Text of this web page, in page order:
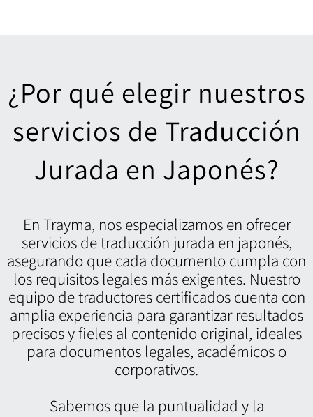
¿Por qué elegir nuestros
servicios de Traducción
Jurada en Japonés?
En Trayma, nos especializamos en ofrecer
servicios de traducción jurada en japonés,
asegurando que cada documento cumpla con
los requisitos legales más exigentes. Nuestro
equipo de traductores certificados cuenta con
amplia experiencia para garantizar resultados
precisos y fieles al contenido original, ideales
para documentos legales, académicos o
corporativos.
Sabemos que la puntualidad y la